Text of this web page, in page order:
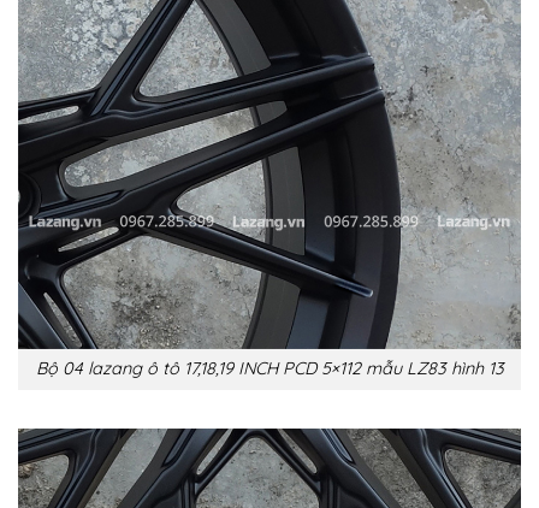
Bộ 04 lazang ô tô 17,18,19 INCH PCD 5×112 mẫu LZ83 hình 13